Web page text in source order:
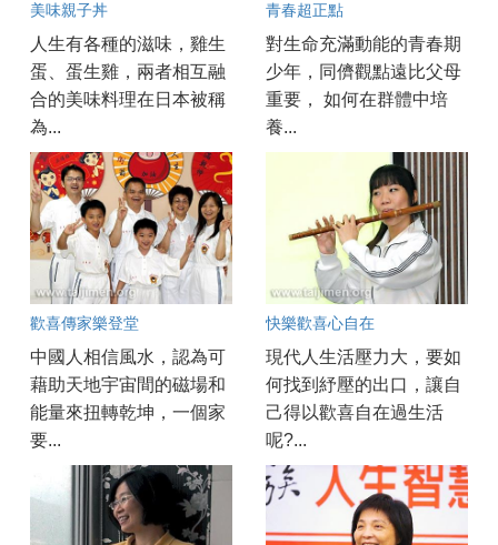
美味親子丼
人生有各種的滋味，雞生
蛋、蛋生雞，兩者相互融
合的美味料理在日本被稱
為...
青春超正點
對生命充滿動能的青春期
少年，同儕觀點遠比父母
重要， 如何在群體中培
養...
歡喜傳家樂登堂
中國人相信風水，認為可
藉助天地宇宙間的磁場和
能量來扭轉乾坤，一個家
要...
快樂歡喜心自在
現代人生活壓力大，要如
何找到紓壓的出口，讓自
己得以歡喜自在過生活
呢?...